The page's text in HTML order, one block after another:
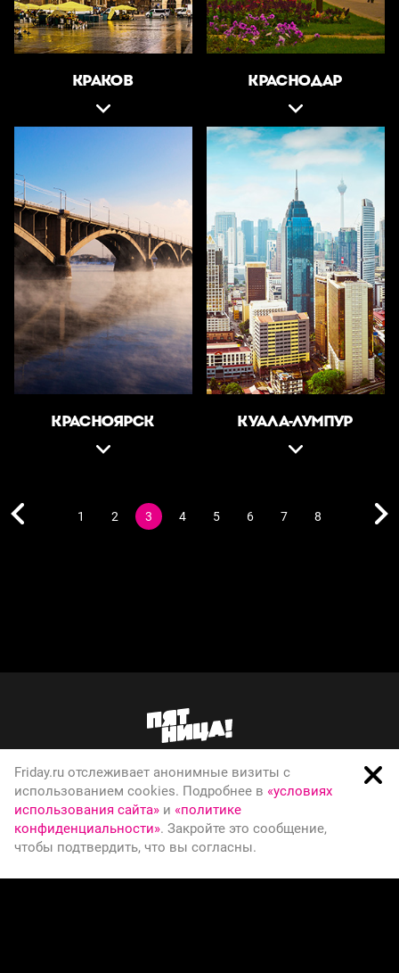
КРАКОВ КРАСНОДАР
КРАСНОЯРСК КУАЛА-ЛУМПУР
1 2 3 4 5 6 7 8
О телеканале
Вакансии
Правовая информация
Friday.ru отслеживает анонимные визиты с
использованием cookies. Подробнее в «условиях
использования сайта» и «политике
конфиденциальности». Закройте это сообщение,
чтобы подтвердить, что вы согласны.